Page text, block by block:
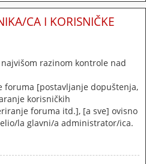
CA I KORISNIČKE
razinom kontrole nad
foruma [postavljanje dopuštenja,
korisničkih
foruma itd.], [a sve] ovisno
la glavni/a administrator/ica.